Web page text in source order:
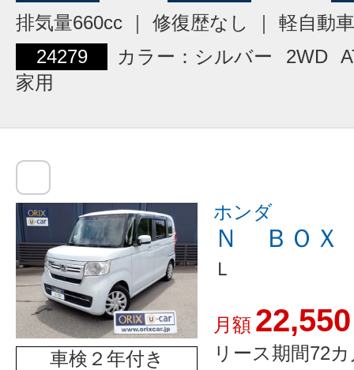
排気量660cc ｜ 修復歴なし ｜ 軽自動車
24279
カラー：シルバー 2WD
家用
車検２年付き
ホンダ
Ｎ ＢＯＸ
Ｌ
月額 22,550
リース期間72